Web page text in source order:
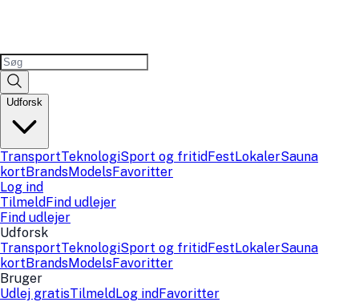
Udforsk
TransportTeknologiSport og fritidFestLokalerSauna
kortBrandsModelsFavoritter
Log ind
TilmeldFind udlejer
Find udlejer
Udforsk
TransportTeknologiSport og fritidFestLokalerSauna
kortBrandsModelsFavoritter
Bruger
Udlej gratisTilmeldLog indFavoritter